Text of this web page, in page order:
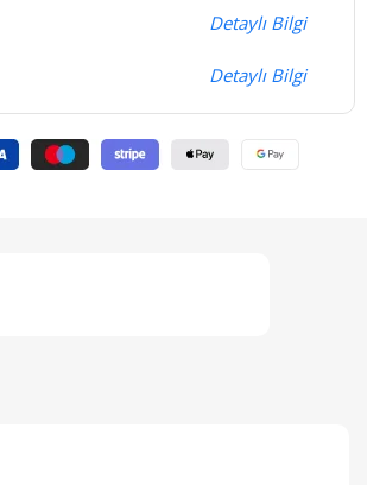
Detaylı Bilgi
Detaylı Bilgi